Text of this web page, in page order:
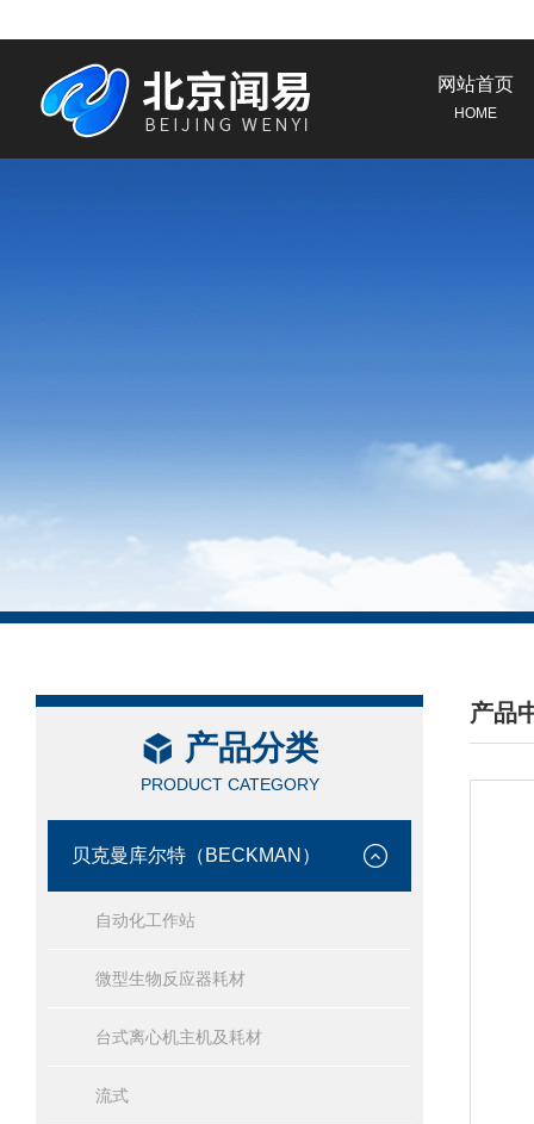
网站首页
HOME
产品分类
PRODUCT CATEGORY
贝克曼库尔特（BECKMAN）
自动化工作站
微型生物反应器耗材
台式离心机主机及耗材
流式
产品
/